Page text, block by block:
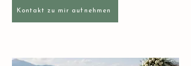
Kontakt zu mir aufnehmen